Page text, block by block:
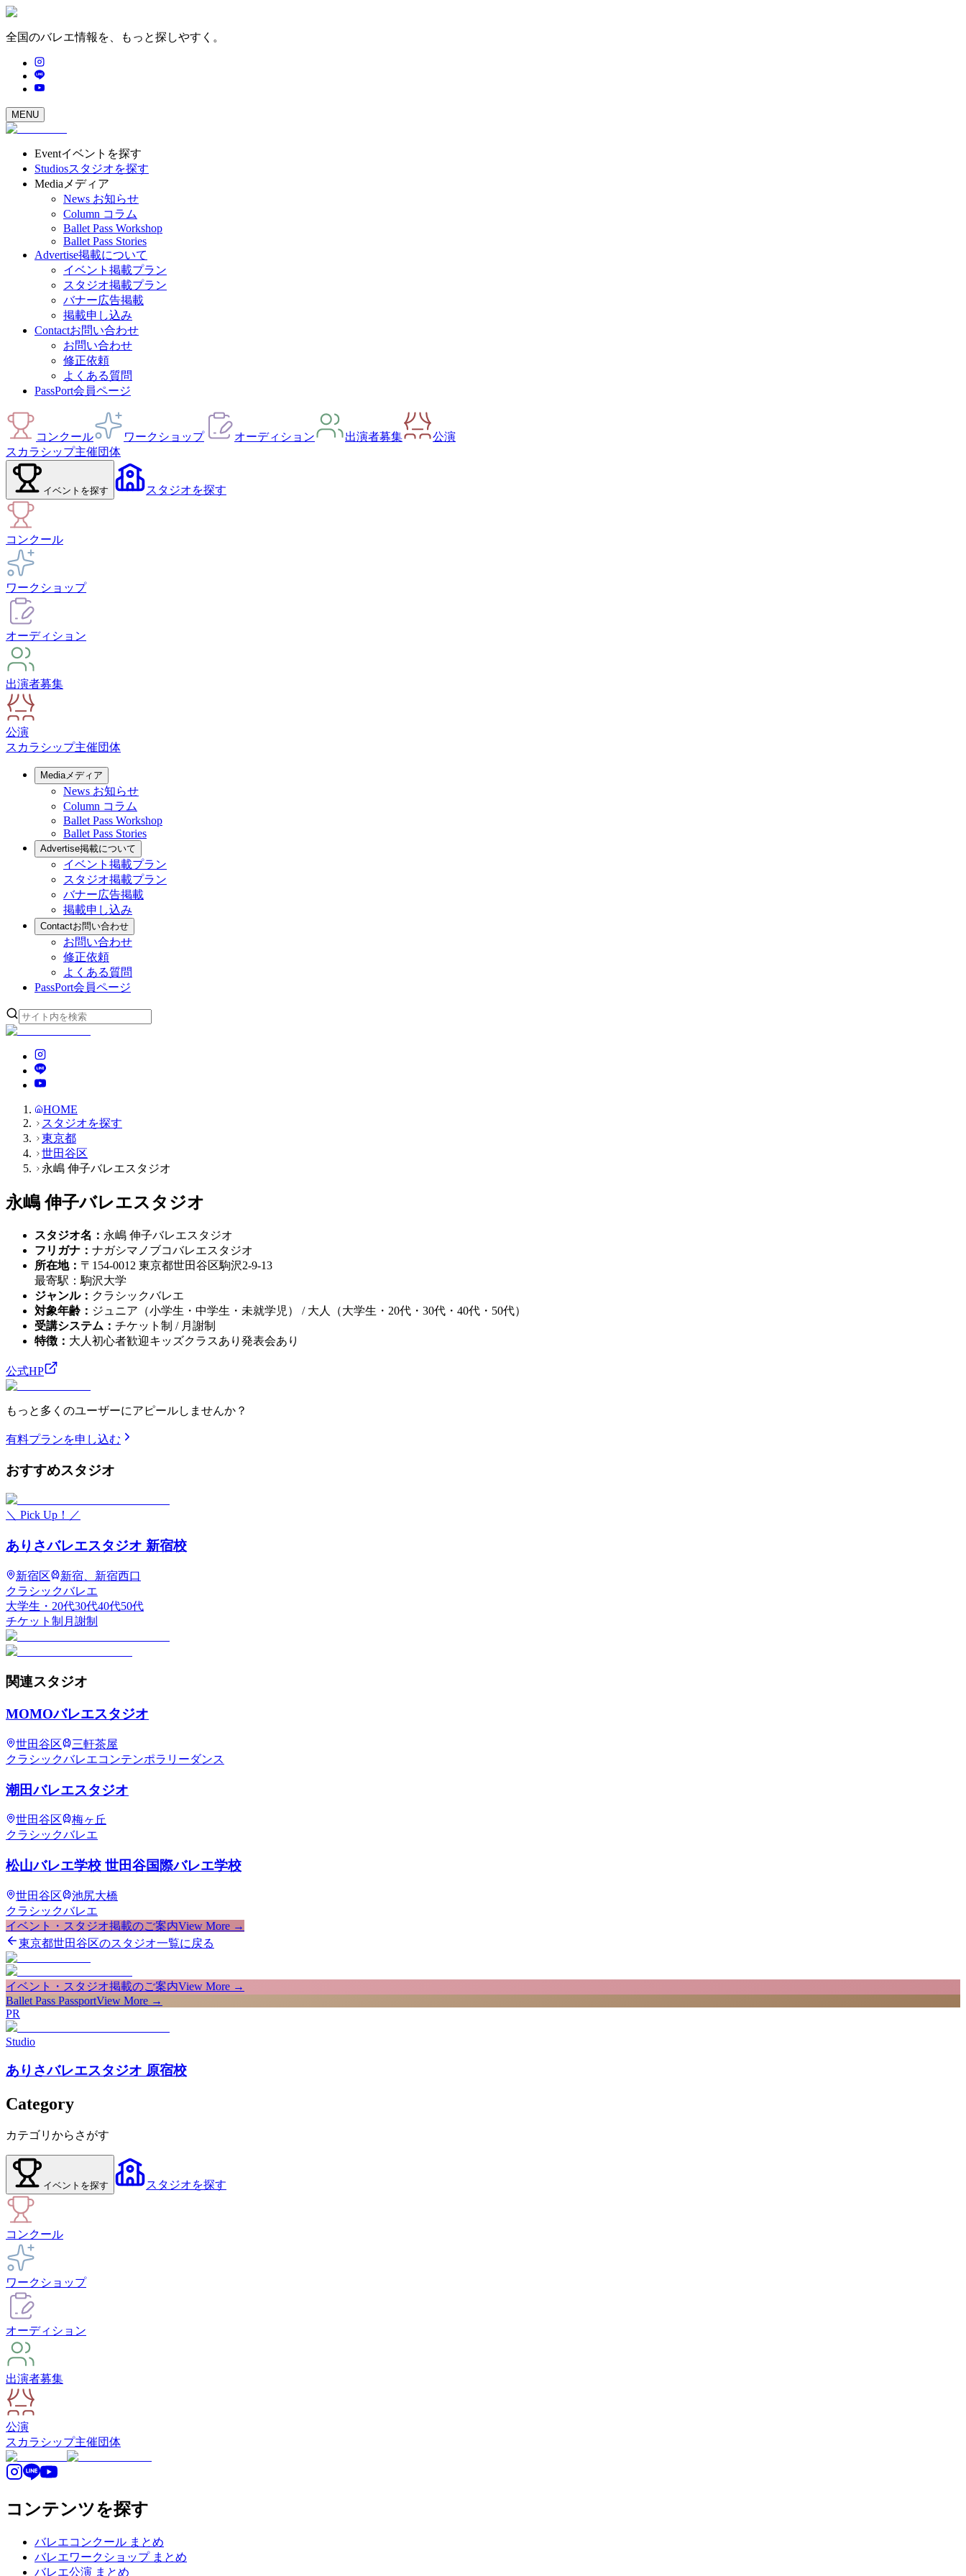
全国のバレエ情報を、もっと探しやすく。
MENU
Eventイベントを探す
Studiosスタジオを探す
Media メディア
News お知らせ
Column コラム
Ballet Pass Workshop
Ballet Pass Stories
Advertise掲載について
イベント掲載プラン
スタジオ掲載プラン
バナー広告掲載
掲載申し込み
Contactお問い合わせ
お問い合わせ
修正依頼
よくある質問
PassPort会員ページ
コンクール ワークショップ オーディション 出演者募集
公演
スカラシップ主催団体
イベント を探す スタジオを探す
コンクール
ワークショップ
オーディション
出演者募集
公演
スカラシップ主催団体
Mediaメディア
News お知らせ
Column コラム
Ballet Pass Workshop
Ballet Pass Stories
Advertise掲載について
イベント掲載プラン
スタジオ掲載プラン
バナー広告掲載
掲載申し込み
Contactお問い合わせ
お問い合わせ
修正依頼
よくある質問
PassPort会員ページ
HOME
スタジオを探す
東京都
世田谷区
永嶋 伸子バレエスタジオ
永嶋 伸子バレエスタジオ
スタジオ名 ： 永嶋 伸子バレエスタジオ
フリガナ ： ナガシマノブコバレエスタジオ
所在地： 〒154-0012 東京都世田谷区駒沢2-9-13
最寄駅： 駒沢大学
ジャンル： クラシックバレエ
対象年齢 ： ジュニア（小学生・中学生・未就学児） / 大人（大学生・20代・30代・40代・50代）
受講システム ： チケット制 / 月謝制
特徴 ： 大人初心者歓迎キッズクラスあり 発表会あり
公式HP
もっと多くのユーザーにアピールしませんか？
有料プランを申し込む
おすすめスタジオ
＼ Pick Up！／
ありさバレエスタジオ 新宿校
新宿区
新宿、新宿西口
クラシックバレエ
大学生・20代30代40代50代
チケット制 月謝制
関連スタジオ
MOMOバレエスタジオ
世田谷区
三軒茶屋
クラシックバレエコンテンポラリーダンス
潮田バレエスタジオ
世田谷区
梅ヶ丘
クラシックバレエ
松山バレエ学校 世田谷国際バレエ学校
世田谷区
池尻大橋
クラシックバレエ
イベント・スタジオ掲載のご案内View More →
東京都世田谷区のスタジオ一覧に戻る
イベント・スタジオ掲載のご案内View More →
Ballet Pass PassportView More →
PR
Studio
ありさバレエスタジオ 原宿校
Category
カテゴリからさがす
イベント を探す スタジオを探す
コンクール
ワークショップ
オーディション
出演者募集
公演
スカラシップ主催団体
コンテンツを探す
バレエコンクール まとめ
バレエワークショップ まとめ
バレエ公演 まとめ